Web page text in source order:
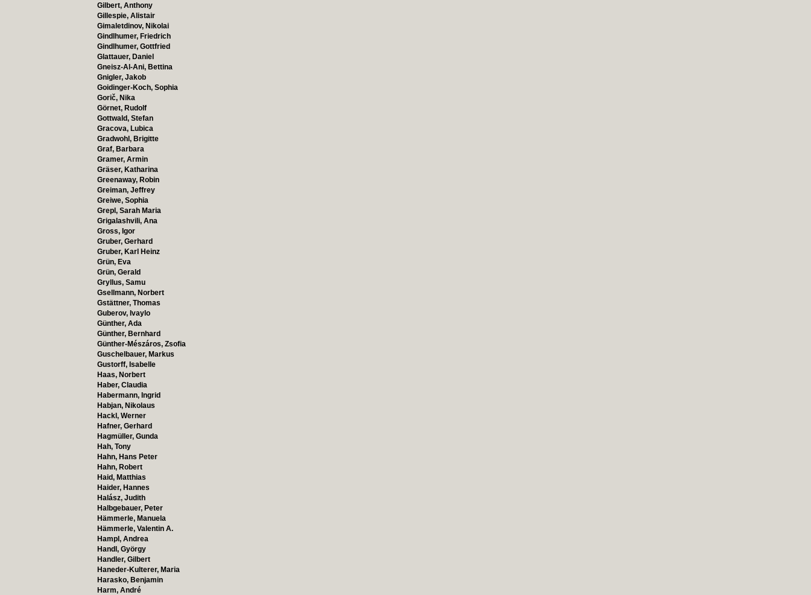
Gilbert, Anthony
Gillespie, Alistair
Gimaletdinov, Nikolai
Gindlhumer, Friedrich
Gindlhumer, Gottfried
Glattauer, Daniel
Gneisz-Al-Ani, Bettina
Gnigler, Jakob
Goidinger-Koch, Sophia
Gorič, Nika
Görnet, Rudolf
Gottwald, Stefan
Gracova, Lubica
Gradwohl, Brigitte
Graf, Barbara
Gramer, Armin
Gräser, Katharina
Greenaway, Robin
Greiman, Jeffrey
Greiwe, Sophia
Grepl, Sarah Maria
Grigalashvili, Ana
Gross, Igor
Gruber, Gerhard
Gruber, Karl Heinz
Grün, Eva
Grün, Gerald
Gryllus, Samu
Gsellmann, Norbert
Gstättner, Thomas
Guberov, Ivaylo
Günther, Ada
Günther, Bernhard
Günther-Mészáros, Zsofia
Guschelbauer, Markus
Gustorff, Isabelle
Haas, Norbert
Haber, Claudia
Habermann, Ingrid
Habjan, Nikolaus
Hackl, Werner
Hafner, Gerhard
Hagmüller, Gunda
Hah, Tony
Hahn, Hans Peter
Hahn, Robert
Haid, Matthias
Haider, Hannes
Halász, Judith
Halbgebauer, Peter
Hämmerle, Manuela
Hämmerle, Valentin A.
Hampl, Andrea
Handl, György
Handler, Gilbert
Haneder-Kulterer, Maria
Harasko, Benjamin
Harm, André